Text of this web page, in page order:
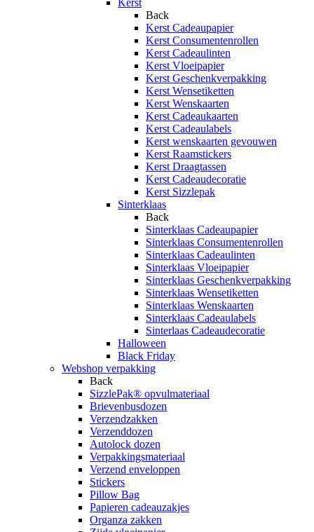
Kerst
Back
Kerst Cadeaupapier
Kerst Consumentenrollen
Kerst Cadeaulinten
Kerst Vloeipapier
Kerst Geschenkverpakking
Kerst Wensetiketten
Kerst Wenskaarten
Kerst Cadeaukaarten
Kerst Cadeaulabels
Kerst wenskaarten gevouwen
Kerst Raamstickers
Kerst Draagtassen
Kerst Cadeaudecoratie
Kerst Sizzlepak
Sinterklaas
Back
Sinterklaas Cadeaupapier
Sinterklaas Consumentenrollen
Sinterklaas Cadeaulinten
Sinterklaas Vloeipapier
Sinterklaas Geschenkverpakking
Sinterklaas Wensetiketten
Sinterklaas Wenskaarten
Sinterklaas Cadeaulabels
Sinterlaas Cadeaudecoratie
Halloween
Black Friday
Webshop verpakking
Back
SizzlePak® opvulmateriaal
Brievenbusdozen
Verzendzakken
Verzenddozen
Autolock dozen
Verpakkingsmateriaal
Verzend enveloppen
Stickers
Pillow Bag
Papieren cadeauzakjes
Organza zakken